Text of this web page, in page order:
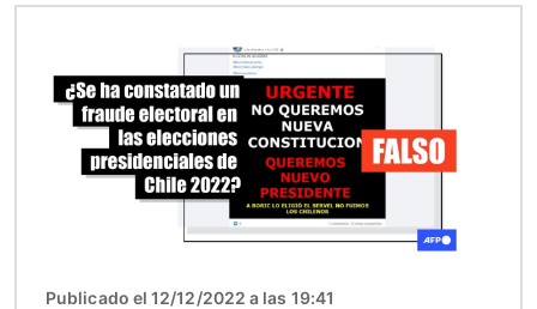
Publicado el 12/12/2022 a las 19:41